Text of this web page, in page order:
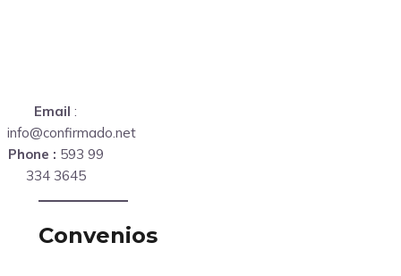
Email :
info@confirmado.net
Phone : 593 99
334 3645
Convenios